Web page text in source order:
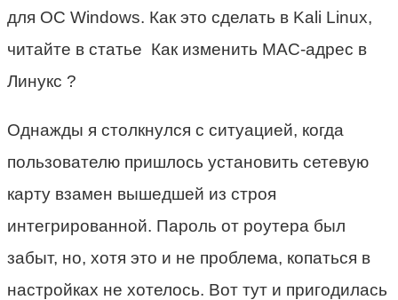
для ОС Windows. Как это сделать в Kali Linux,
читайте в статье Как изменить MAC-адрес в
Линукс ?
Однажды я столкнулся с ситуацией, когда
пользователю пришлось установить сетевую
карту взамен вышедшей из строя
интегрированной. Пароль от роутера был
забыт, но, хотя это и не проблема, копаться в
настройках не хотелось. Вот тут и пригодилась